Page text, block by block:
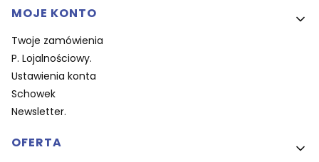
MOJE KONTO
Twoje zamówienia
P. Lojalnościowy.
Ustawienia konta
Schowek
Newsletter.
OFERTA